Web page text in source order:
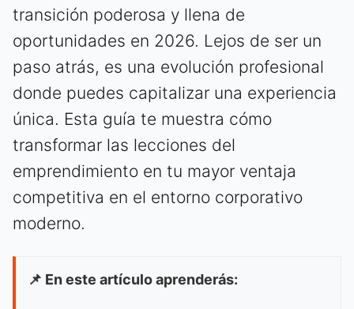
transición poderosa y llena de
oportunidades en 2026. Lejos de ser un
paso atrás, es una evolución profesional
donde puedes capitalizar una experiencia
única. Esta guía te muestra cómo
transformar las lecciones del
emprendimiento en tu mayor ventaja
competitiva en el entorno corporativo
moderno.
📌 En este artículo aprenderás: